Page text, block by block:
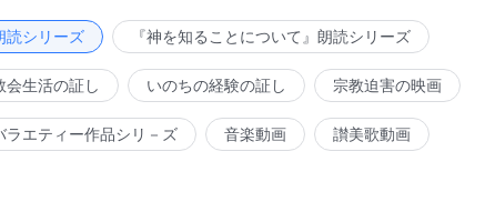
読シリーズ 『神を知ることについて』朗読シリーズ
会生活の証し いのちの経験の証し 宗教迫害の映画
エティー作品シリ－ズ 音楽動画 讃美歌動画